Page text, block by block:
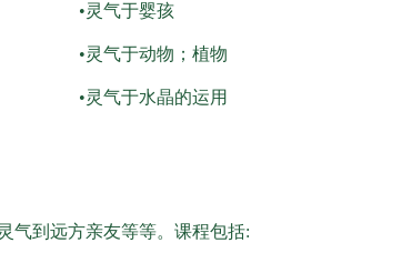
•灵气于婴孩
•灵气于动物；植物
•灵气于水晶的运用
气到远方亲友等等。课程包括: